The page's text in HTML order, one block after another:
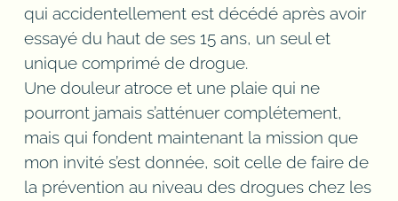
qui accidentellement est décédé après avoir
essayé du haut de ses 15 ans, un seul et
unique comprimé de drogue.
Une douleur atroce et une plaie qui ne
pourront jamais s’atténuer complétement,
mais qui fondent maintenant la mission que
mon invité s’est donnée, soit celle de faire de
la prévention au niveau des drogues chez les